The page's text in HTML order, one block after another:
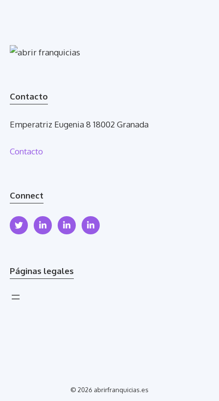
Contacto
Emperatriz Eugenia 8 18002 Granada
Contacto
Connect
Páginas legales
© 2026 abrirfranquicias.es